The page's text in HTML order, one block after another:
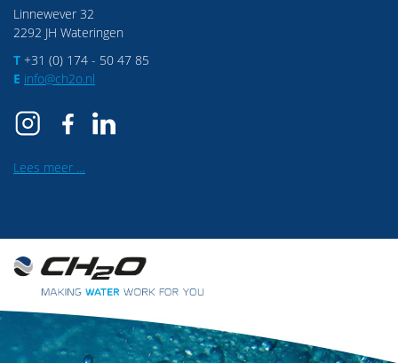
Linnewever 32
2292 JH Wateringen
T +31 (0) 174 - 50 47 85
E info@ch2o.nl
Lees meer …